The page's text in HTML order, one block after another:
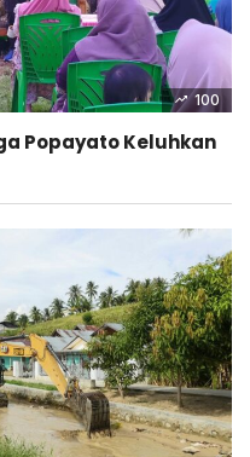
100
Popayato Keluhkan